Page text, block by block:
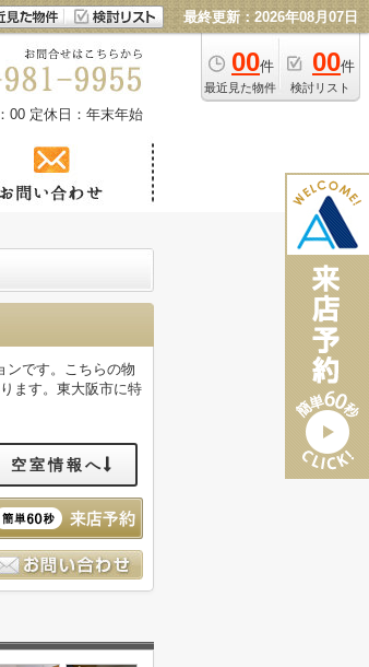
最終更新：2026年08月07日
00件
最近見た物件
00件
検討リスト
00 定休日：年末年始
ンです。こちらの物
ます。東大阪市に特
空室情報へ